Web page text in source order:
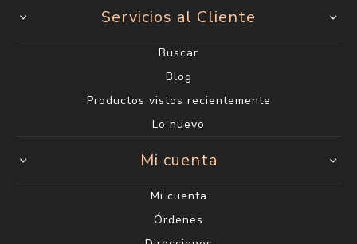
Servicios al Cliente
Buscar
Blog
Productos vistos recientemente
Lo nuevo
Mi cuenta
Mi cuenta
Órdenes